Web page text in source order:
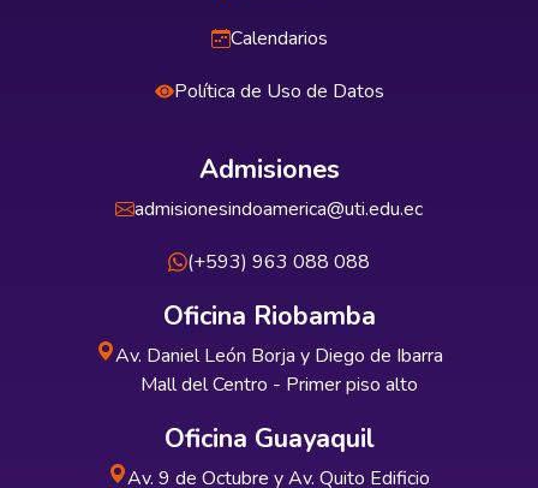
Calendarios
Política de Uso de Datos
Admisiones
admisionesindoamerica@uti.edu.ec
(+593) 963 088 088
Oficina Riobamba
Av. Daniel León Borja y Diego de Ibarra
Mall del Centro - Primer piso alto
Oficina Guayaquil
Av. 9 de Octubre y Av. Quito Edificio